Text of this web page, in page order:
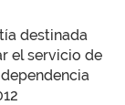
destinada
el servicio de